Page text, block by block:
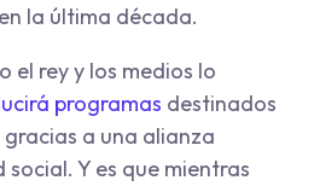
la última década.
el rey y los medios lo
programas destinados
gracias a una alianza
Y es que mientras